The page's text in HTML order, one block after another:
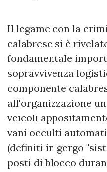
Il legame con la
calabrese si è
fondamentale
sopravvivenza
componente
all'organizzazione
veicoli
vani occulti
(definiti in gergo
posti di blocco